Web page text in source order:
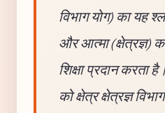
विभाग योग) का यह
और आत्मा (क्षेत्रज्ञ)
शिक्षा प्रदान करता
को क्षेत्र क्षेत्रज्ञ